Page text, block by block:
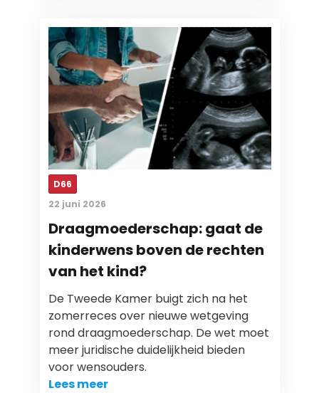
D66
22 juni 2026
Draagmoederschap: gaat de
kinderwens boven de rechten
van het kind?
De Tweede Kamer buigt zich na het
zomerreces over nieuwe wetgeving
rond draagmoederschap. De wet moet
meer juridische duidelijkheid bieden
voor wensouders.
Lees meer